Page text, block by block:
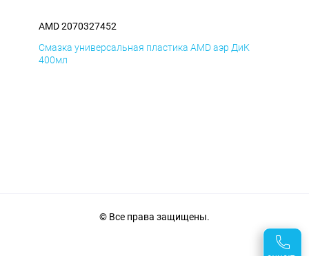
AMD 2070327452
Смазка универсальная пластика AMD аэр ДиК
400мл
© Все права защищены.